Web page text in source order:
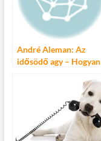
André Aleman: Az
idősödő agy – Hogyan